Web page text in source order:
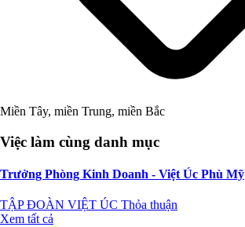
Miền Tây, miền Trung, miền Bắc
Việc làm cùng danh mục
Trưởng Phòng Kinh Doanh - Việt Úc Phù Mỹ
TẬP ĐOÀN VIỆT ÚC Thỏa thuận
Xem tất cả